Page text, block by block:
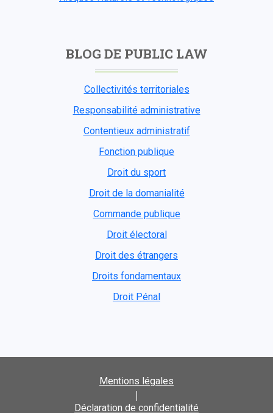
BLOG DE PUBLIC LAW
Collectivités territoriales
Responsabilité administrative
Contentieux administratif
Fonction publique
Droit du sport
Droit de la domanialité
Commande publique
Droit électoral
Droit des étrangers
Droits fondamentaux
Droit Pénal
Mentions légales
|
Déclaration de confidentialité